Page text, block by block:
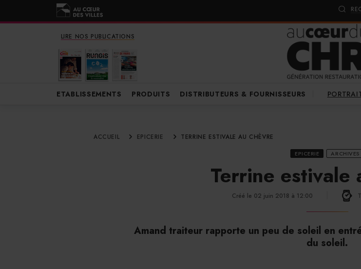
LIRE NOS PUBLICATIONS
ETABLISSEMENTS PRODUITS DISTRIBUTEURS & FOURNISSEURS
ACCUEIL EPICERIE TERRINE ESTIVALE AU CHÈVRE
EPICERIE ARCHIVES
Terrine estivale
Créé le 02 juin 2018 à 12:00
Amand traiteur rapporte un peu de soleil en
du soleil.